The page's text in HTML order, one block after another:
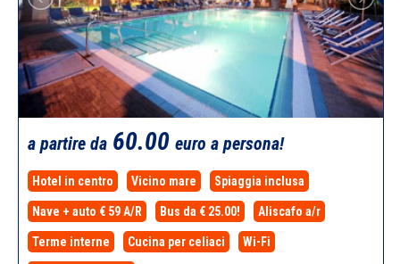
a partire da 60.00 euro a persona!
Hotel in centro Vicino mare Spiaggia inclusa
Nave + auto € 59 A/R Bus da € 25.00! Aliscafo a/r
Terme interne Cucina per celiaci Wi-Fi